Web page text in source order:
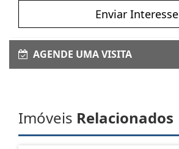
Enviar Interesse
AGENDE UMA VISITA
Imóveis Relacionados